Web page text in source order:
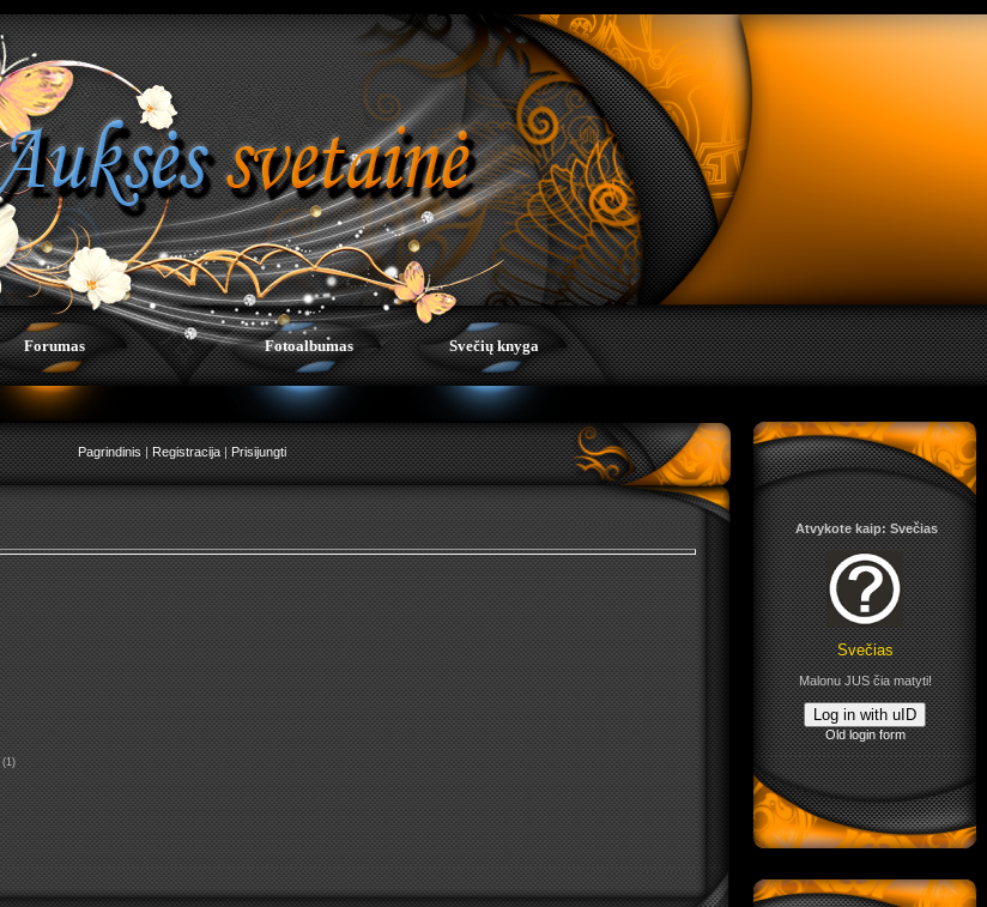
Forumas Fotoalbumas Svečių knyga
Pagrindinis|Registracija|Prisijungti
(1)
Atvykote kaip: Svečias
Svečias
Malonu JUS čia matyti!
Log in with uID
Old login form